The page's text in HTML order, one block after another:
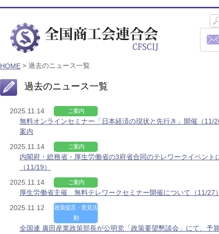
HOME > 過去のニュース一覧
過去のニュース一覧
2025.11.14 ご案内
無料オンラインセミナー「日本経済の現状と先行き」開催（11/
案内
2025.11.14
ご案内
内閣府・総務省・厚生労働省の3府省合同のテレワークイベント
（11/19）
2025.11.14
ご案内
厚生労働省主催 無料テレワークセミナー開催について（11/27
2025.11.12
政策提言・意見活
動
全国連 廣田産業政策部長が公明党「政策要望懇談会」にて、予